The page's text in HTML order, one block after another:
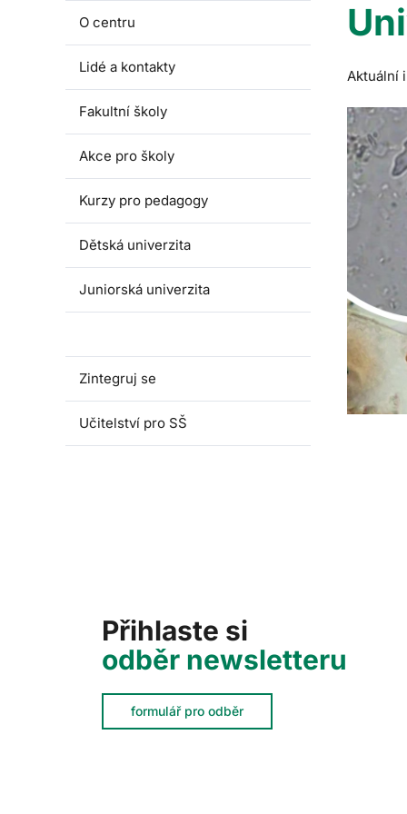
O centru
Lidé a kontakty
Fakultní školy
Akce pro školy
Kurzy pro pedagogy
Dětská univerzita
Juniorská univerzita
Zintegruj se
Učitelství pro SŠ
Aktuální
Přihlaste si
odběr newsletteru
formulář pro odběr